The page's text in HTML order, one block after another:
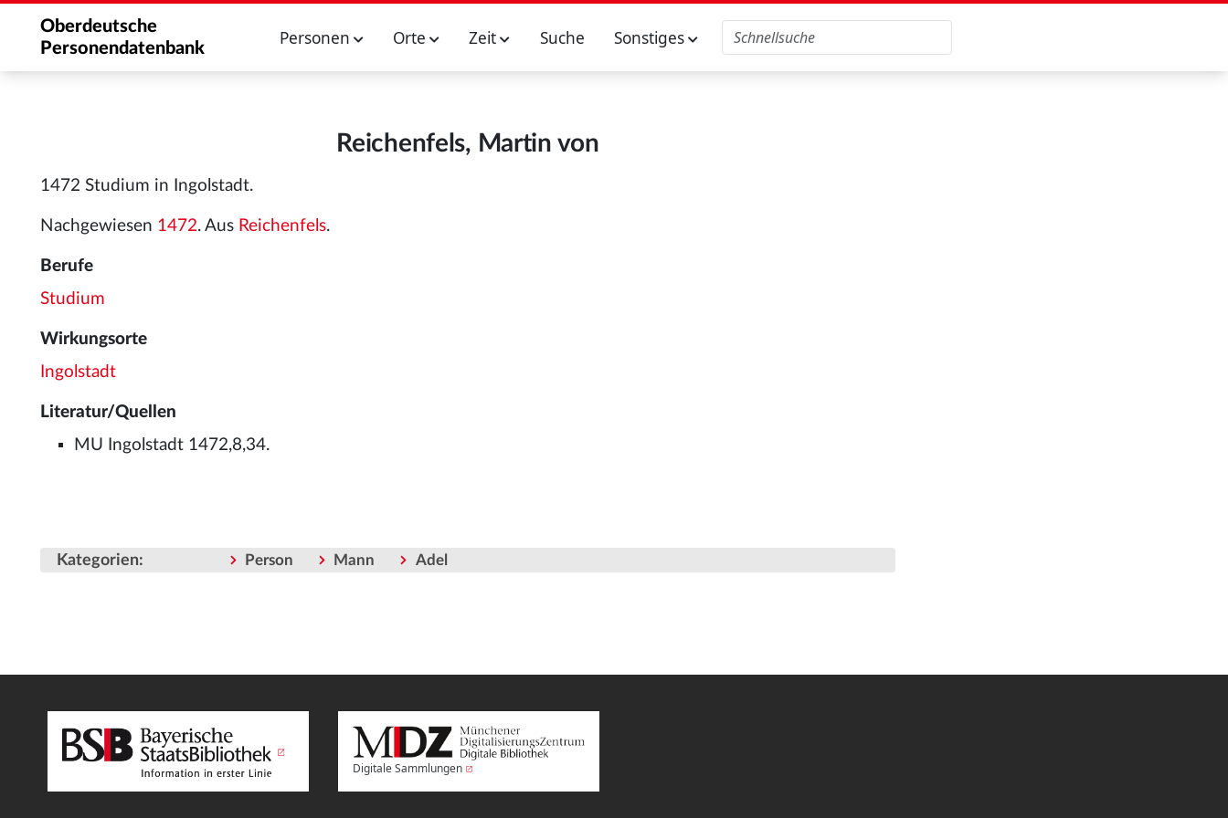
Oberdeutsche
Personendatenbank
Personen Orte Zeit Suche Sonstiges
Reichenfels, Martin von
1472 Studium in Ingolstadt.
Nachgewiesen 1472. Aus Reichenfels.
Berufe
Studium
Wirkungsorte
Ingolstadt
Literatur/Quellen
MU Ingolstadt 1472,8,34.
Kategorien: Person Mann Adel
Digitale Sammlungen